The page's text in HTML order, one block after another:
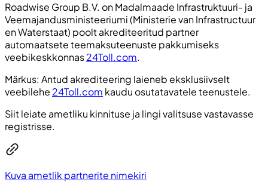
Roadwise Group B.V. on Madalmaade Infrastruktuuri- ja
Veemajandusministeeriumi (Ministerie van Infrastructuur
en Waterstaat) poolt akrediteeritud partner
automaatsete teemaksuteenuste pakkumiseks
veebikeskkonnas24Toll.com.
Märkus: Antud akrediteering laieneb eksklusiivselt
veebilehe 24Toll.com kaudu osutatavatele teenustele.
Siit leiate ametliku kinnituse ja lingi valitsuse vastavasse
registrisse.
Kuva ametlik partnerite nimekiri